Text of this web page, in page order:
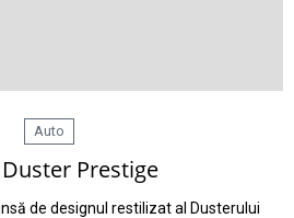
Auto
Prestige
de designul restilizat al Dusterului